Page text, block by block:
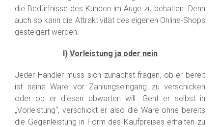
die Bedürfnisse des Kunden im Auge zu behalten. Denn
auch so kann die Attraktivität des eigenen Online-Shops
gesteigert werden.
I) Vorleistung ja oder nein
Jeder Händler muss sich zunächst fragen, ob er bereit
ist seine Ware vor Zahlungseingang zu verschicken
oder ob er diesen abwarten will. Geht er selbst in
„Vorleistung“, verschickt er also die Ware ohne bereits
die Gegenleistung in Form des Kaufpreises erhalten zu